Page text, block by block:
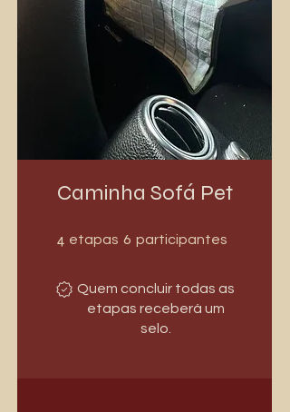
Caminha Sofá Pet
4 etapas 4 etapas
6 participantes
Quem concluir todas as
etapas receberá um
selo.